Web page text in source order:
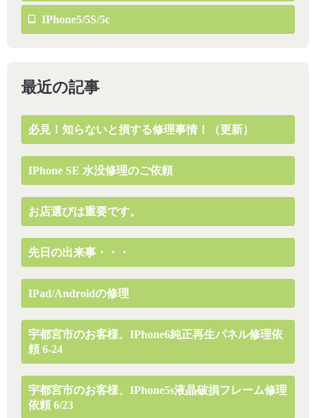
IPhone5/5S/5c
最近の記事
必見！知らないと損する修理事情！（更新）
IPhone SE 水没修理のご依頼
お店選びは重要です。
先日の出来事・・・
IPad/Androidの修理
宇都宮市のお客様、iPhone6純正再生パネル修理依
頼 6-24
宇都宮市のお客様、iPhone5s液晶破損フレーム修理
依頼 6/23